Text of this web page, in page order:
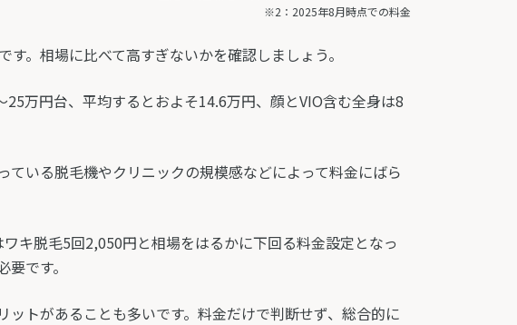
※2：2025年8月時点での料金
。相場に比べて高すぎないかを確認しましょう。
万円台、平均するとおよそ14.6万円、顔とVIO含む全身は8
いる脱毛機やクリニックの規模感などによって料金にばら
キ脱毛5回2,050円と相場をはるかに下回る料金設定となっ
です。
トがあることも多いです。料金だけで判断せず、総合的に